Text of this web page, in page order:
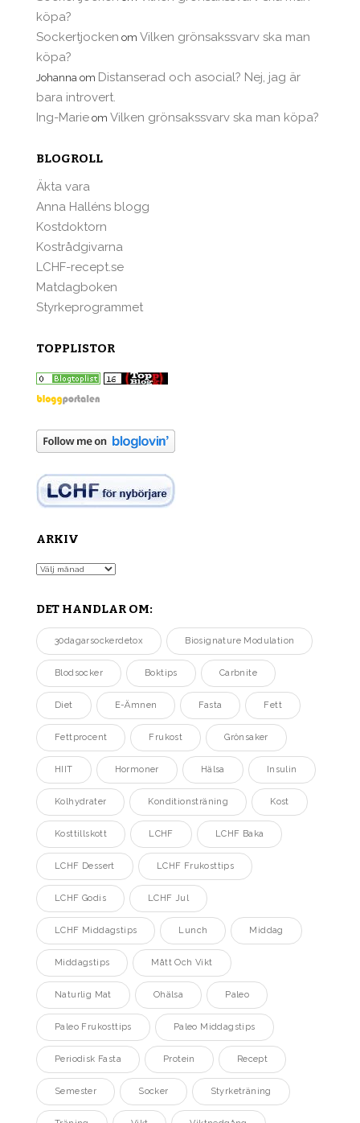
köpa?
Sockertjocken om Vilken grönsakssvarv ska man
köpa?
Johanna om Distanserad och asocial? Nej, jag är
bara introvert.
Ing-Marie om Vilken grönsakssvarv ska man köpa?
BLOGROLL
Äkta vara
Anna Halléns blogg
Kostdoktorn
Kostrådgivarna
LCHF-recept.se
Matdagboken
Styrkeprogrammet
TOPPLISTOR
ARKIV
Arkiv
DET HANDLAR OM:
30dagarsockerdetox Biosignature Modulation
Blodsocker Boktips Carbnite
Diet E-Ämnen Fasta Fett
Fettprocent Frukost Grönsaker
HIIT Hormoner Hälsa Insulin
Kolhydrater Konditionsträning Kost
Kosttillskott LCHF LCHF Baka
LCHF Dessert LCHF Frukosttips
LCHF Godis LCHF Jul
LCHF Middagstips Lunch Middag
Middagstips Mått Och Vikt
Naturlig Mat Ohälsa Paleo
Paleo Frukosttips Paleo Middagstips
Periodisk Fasta Protein Recept
Semester Socker Styrketräning